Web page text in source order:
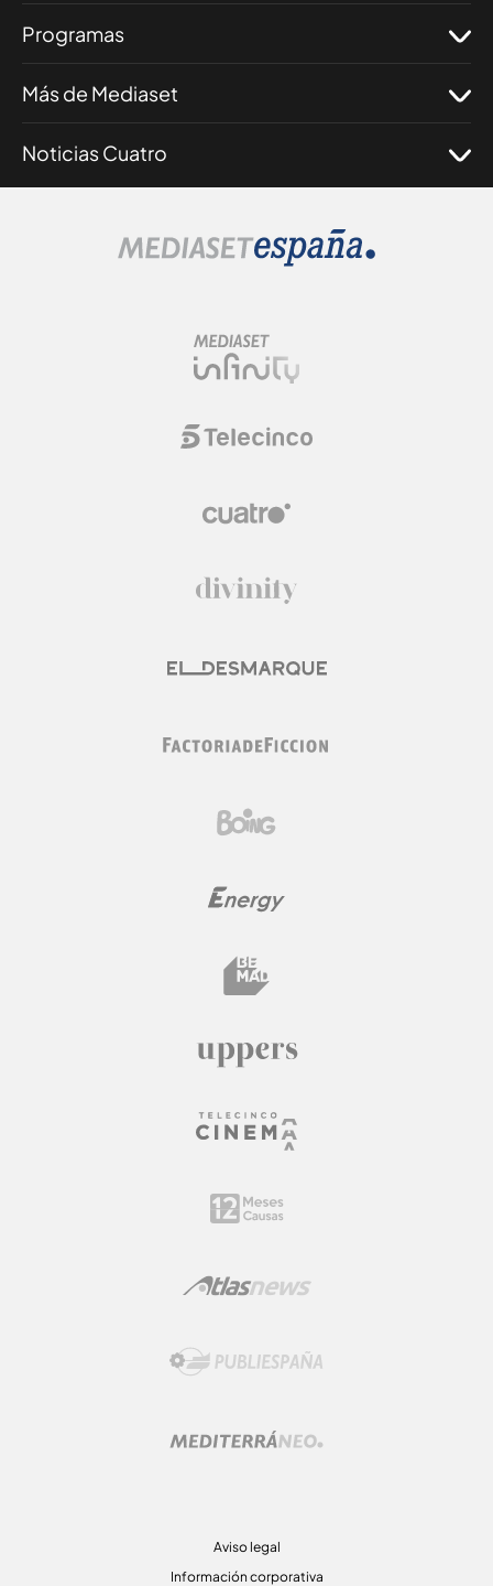
Programas
Más de Mediaset
Noticias Cuatro
Aviso legal
Información corporativa